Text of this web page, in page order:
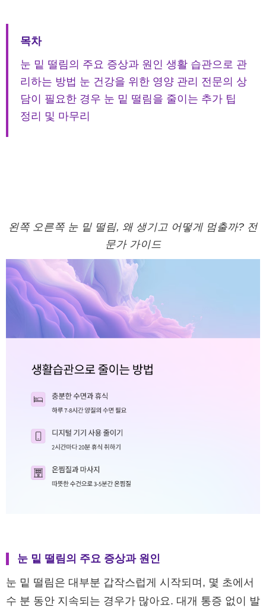
목차
눈 밑 떨림의 주요 증상과 원인 생활 습관으로 관
리하는 방법 눈 건강을 위한 영양 관리 전문의 상
담이 필요한 경우 눈 밑 떨림을 줄이는 추가 팁
정리 및 마무리
왼쪽 오른쪽 눈 밑 떨림, 왜 생기고 어떻게 멈출까? 전
문가 가이드
눈 밑 떨림의 주요 증상과 원인
눈 밑 떨림은 대부분 갑작스럽게 시작되며, 몇 초에서
수 분 동안 지속되는 경우가 많아요. 대개 통증 없이 발